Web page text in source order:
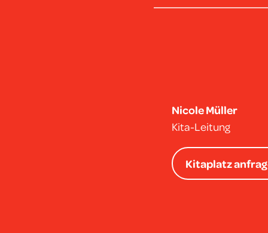
Nicole Müller
Kita-Leitung
Kitaplatz